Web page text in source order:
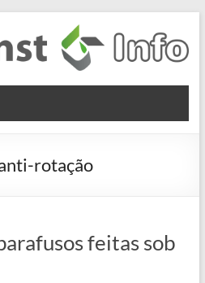
rotação
feitas sob